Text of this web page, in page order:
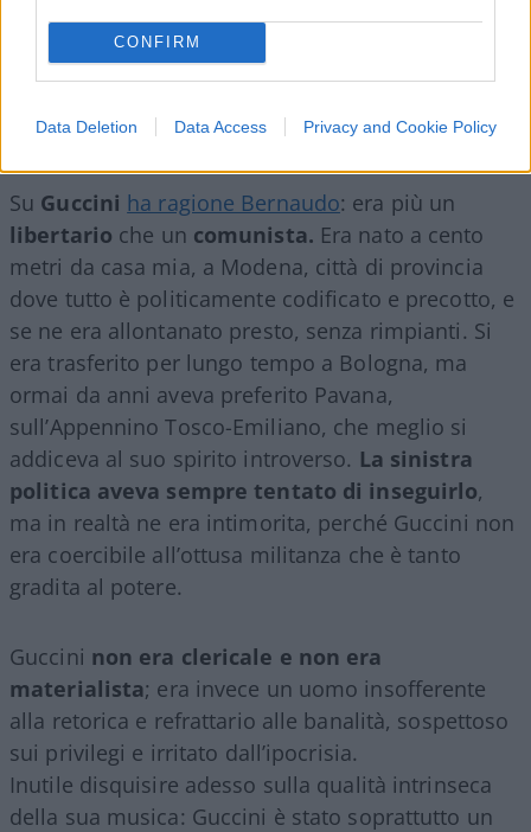
CONFIRM
Data Deletion Data Access Privacy and Cookie Policy
Su Guccini ha ragione Bernaudo: era più un
libertario che un comunista. Era nato a cento
metri da casa mia, a Modena, città di provincia
dove tutto è politicamente codificato e precotto, e
se ne era allontanato presto, senza rimpianti. Si
era trasferito per lungo tempo a Bologna, ma
ormai da anni aveva preferito Pavana,
sull’Appennino Tosco-Emiliano, che meglio si
addiceva al suo spirito introverso. La sinistra
politica aveva sempre tentato di inseguirlo,
ma in realtà ne era intimorita, perché Guccini non
era coercibile all’ottusa militanza che è tanto
gradita al potere.
Guccini non era clericale e non era
materialista; era invece un uomo insofferente
alla retorica e refrattario alle banalità, sospettoso
sui privilegi e irritato dall’ipocrisia.
Inutile disquisire adesso sulla qualità intrinseca
della sua musica: Guccini è stato soprattutto un